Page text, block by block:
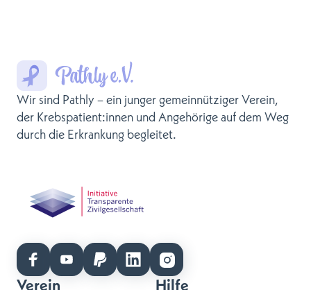
Wir sind Pathly – ein junger gemeinnütziger Verein,
der Krebspatient:innen und Angehörige auf dem Weg
durch die Erkrankung begleitet.
Verein Hilfe